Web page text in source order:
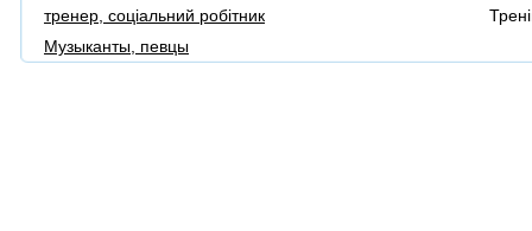
тренер, соціальний робітник
Музыканты, певцы